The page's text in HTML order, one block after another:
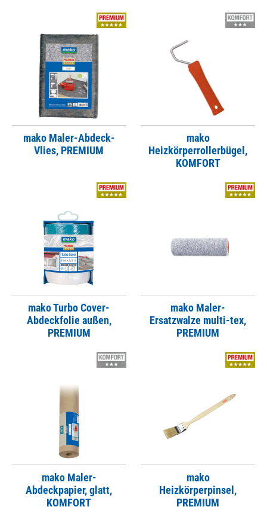
mako Maler-Abdeck-
Vlies, PREMIUM
mako
Heizkörperrollerbügel,
KOMFORT
mako Turbo Cover-
Abdeckfolie außen,
PREMIUM
mako Maler-
Ersatzwalze multi-tex,
PREMIUM
mako Maler-
Abdeckpapier, glatt,
KOMFORT
mako
Heizkörperpinsel,
PREMIUM